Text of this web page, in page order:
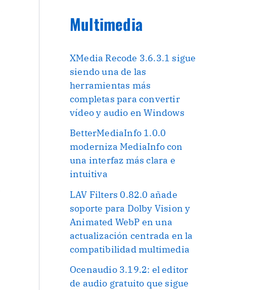
Multimedia
XMedia Recode 3.6.3.1 sigue
siendo una de las
herramientas más
completas para convertir
vídeo y audio en Windows
BetterMediaInfo 1.0.0
moderniza MediaInfo con
una interfaz más clara e
intuitiva
LAV Filters 0.82.0 añade
soporte para Dolby Vision y
Animated WebP en una
actualización centrada en la
compatibilidad multimedia
Ocenaudio 3.19.2: el editor
de audio gratuito que sigue